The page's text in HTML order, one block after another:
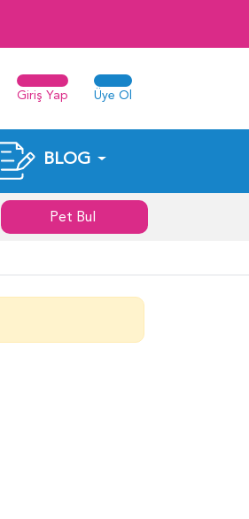
Giriş Yap Üye Ol
BLOG
Pet Bul